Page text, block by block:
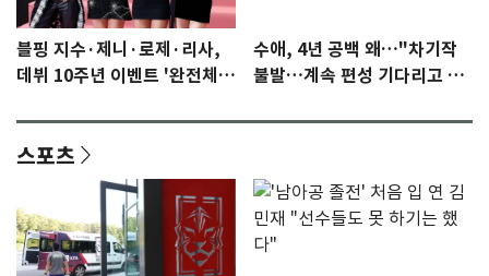
블핑 지수·제니·로제·리사,
데뷔 10주년 이벤트 '완전체'
수애, 4년 공백 왜…"차기작
불발…계속 편성 기다리고 있
스포츠